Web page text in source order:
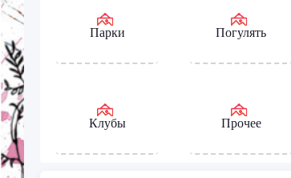
Парки Погулять
Клубы Прочее